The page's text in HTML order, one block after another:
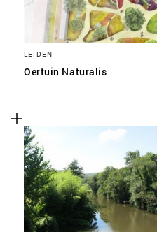
LEIDEN
Oertuin Naturalis